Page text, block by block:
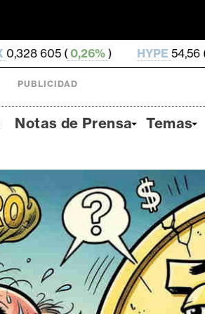
) HYPE54,56 ( -3,77%)
PUBLICIDAD
Notas de Prensa Temas